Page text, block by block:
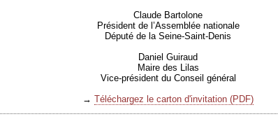
Claude Bartolone
Président de l’Assemblée nationale
Député de la Seine-Saint-Denis
Daniel Guiraud
Maire des Lilas
Vice-président du Conseil général
→Téléchargez le carton d'invitation (PDF)